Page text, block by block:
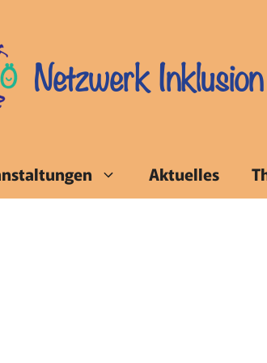
Netzwerk
Aktuelles